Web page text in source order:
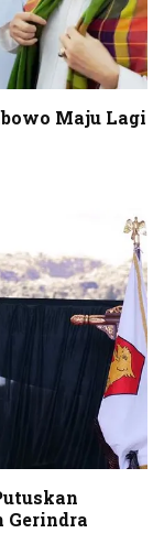
Maju Lagi
Gerindra